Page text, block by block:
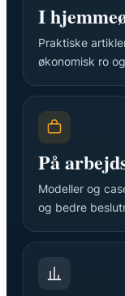
I
Praktiske
økonomisk ro
På
Modeller og
og bedre